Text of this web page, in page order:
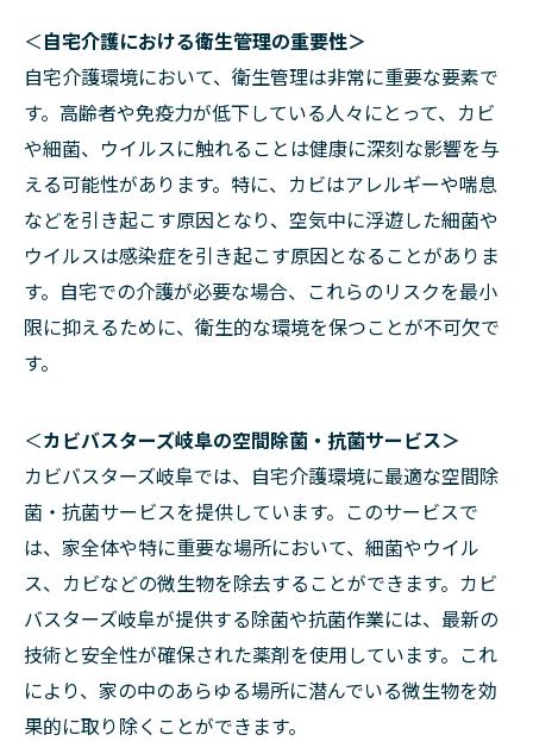
＜自宅介護における衛生管理の重要性＞
自宅介護環境において、衛生管理は非常に重要な要素で
す。高齢者や免疫力が低下している人々にとって、カビ
や細菌、ウイルスに触れることは健康に深刻な影響を与
える可能性があります。特に、カビはアレルギーや喘息
などを引き起こす原因となり、空気中に浮遊した細菌や
ウイルスは感染症を引き起こす原因となることがありま
す。自宅での介護が必要な場合、これらのリスクを最小
限に抑えるために、衛生的な環境を保つことが不可欠で
す。
＜カビバスターズ岐阜の空間除菌・抗菌サービス＞
カビバスターズ岐阜では、自宅介護環境に最適な空間除
菌・抗菌サービスを提供しています。このサービスで
は、家全体や特に重要な場所において、細菌やウイル
ス、カビなどの微生物を除去することができます。カビ
バスターズ岐阜が提供する除菌や抗菌作業には、最新の
技術と安全性が確保された薬剤を使用しています。これ
により、家の中のあらゆる場所に潜んでいる微生物を効
果的に取り除くことができます。